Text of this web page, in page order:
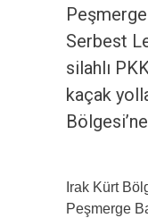
Peşmerge
Serbest
silahlı
kaçak
Irak Kürt
Peşmerge